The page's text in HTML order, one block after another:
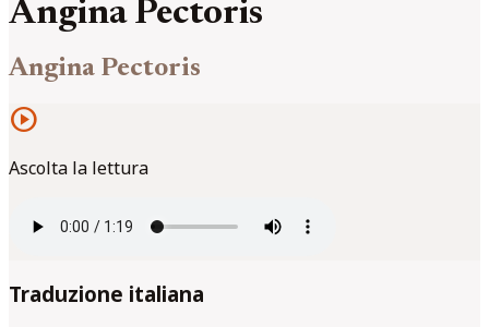
Angina Pectoris
Angina Pectoris
play_circle
Ascolta la lettura
Traduzione italiana